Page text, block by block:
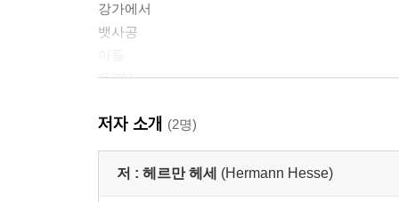
강가에서
뱃사공
옴(唵)
작품 해설
작가 연보
저자 소개 (2명)
저 : 헤르만 헤세 (Hermann Hesse)